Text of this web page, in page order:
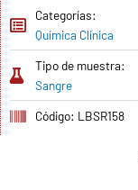
Categorías:
Química Clínica
Tipo de muestra:
Sangre
Código: LBSR158